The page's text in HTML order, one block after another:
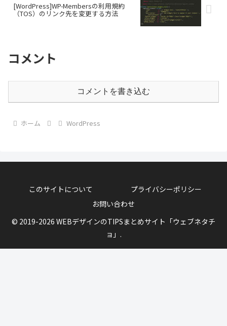
[WordPress]WP-Membersの利用規約
（TOS）のリンク先を変更する方法
コメント
コメントを書き込む
ホーム WordPress
このサイトについて
プライバシーポリシー
お問い合わせ
© 2019-2026 WEBデザインのTIPSまとめサイト「ウェブネタチ
ョ」.